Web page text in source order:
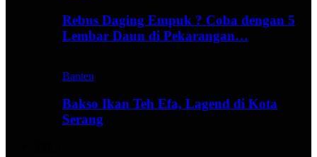
Rebus Daging Empuk ? Coba dengan 5
Lembar Daun di Pekarangan…
Banten
Bakso Ikan Teh Efa, Lagend di Kota
Serang